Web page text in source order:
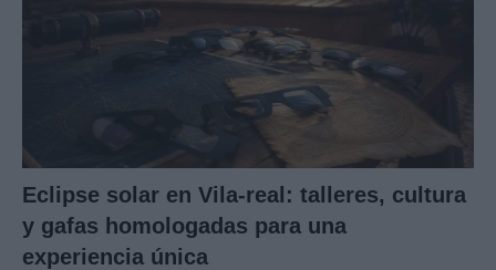
Eclipse solar en Vila-real: talleres, cultura
y gafas homologadas para una
experiencia única